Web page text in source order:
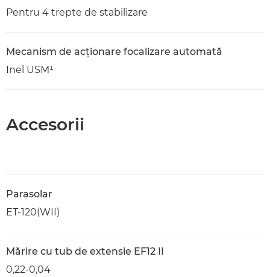
Pentru 4 trepte de stabilizare
Mecanism de acţionare focalizare automată
Inel USM¹
Accesorii
Parasolar
ET-120(WII)
Mărire cu tub de extensie EF12 II
0,22-0,04